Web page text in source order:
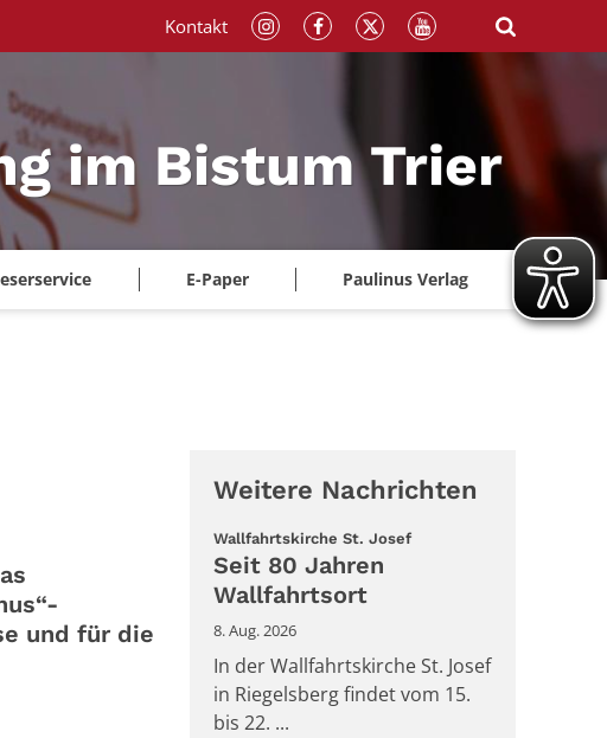
im Bistum Trier
E-Paper Paulinus Verlag
Kontakt
und für die
Weitere Nachrichten
Wallfahrtskirche St. Josef:
Seit 80 Jahren
Wallfahrtsort
8. Aug. 2026
In der Wallfahrtskirche St. Josef
in Riegelsberg findet vom 15.
bis 22. ...